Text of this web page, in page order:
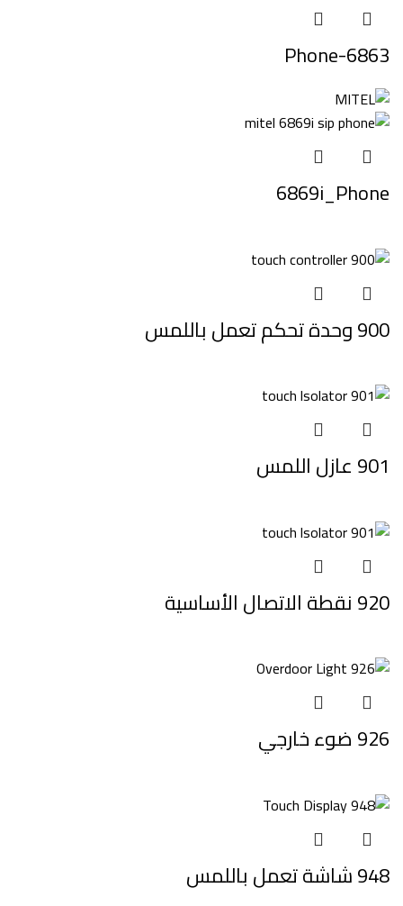
6863-Phone
6869i_Phone
900 وحدة تحكم تعمل باللمس
901 عازل اللمس
920 نقطة الاتصال الأساسية
926 ضوء خارجي
948 شاشة تعمل باللمس